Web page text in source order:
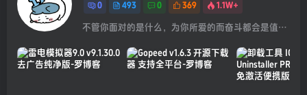
0 493 0 369 1.1W+
不管你面对的是什么，为你所爱的而奋斗都会是值得的